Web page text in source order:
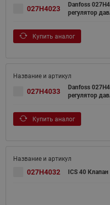
027H4023
Danfoss
регулятор
Купить аналог
027H4033
Danfoss
регулятор
Купить аналог
027H4032 ICS 40